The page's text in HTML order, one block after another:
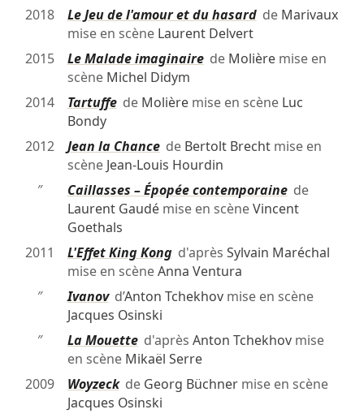
2018
Le Jeu de l'amour et du hasardde Marivaux
mise en scène Laurent Delvert
2015
Le Malade imaginairede Molièremise en
scène Michel Didym
2014
Tartuffede Molièremise en scène Luc
Bondy
2012
Jean la Chancede Bertolt Brechtmise en
scène Jean-Louis Hourdin
″
Caillasses – Épopée contemporainede
Laurent Gaudémise en scèneVincent
Goethals
2011
L'Effet King Kongd'après Sylvain Maréchal
mise en scèneAnna Ventura
″
Ivanovd’Anton Tchekhovmise en scène
Jacques Osinski
″
La Mouetted'après Anton Tchekhovmise
en scène Mikaël Serre
2009
Woyzeckde Georg Büchnermise en scène
Jacques Osinski